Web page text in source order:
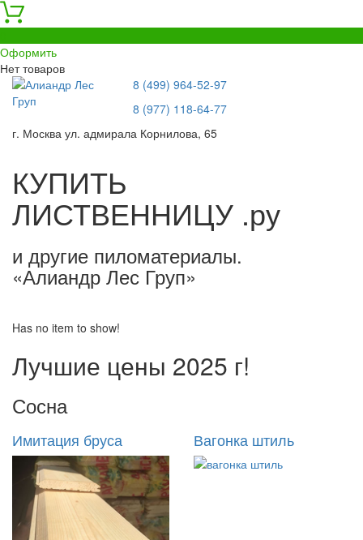
Оформить
Нет товаров
8 (499) 964-52-97
8 (977) 118-64-77
г. Москва ул. адмирала Корнилова, 65
КУПИТЬ
ЛИСТВЕННИЦУ .ру
и другие пиломатериалы.
«Алиандр Лес Груп»
Has no item to show!
Лучшие цены 2025 г!
Сосна
Имитация бруса Вагонка штиль